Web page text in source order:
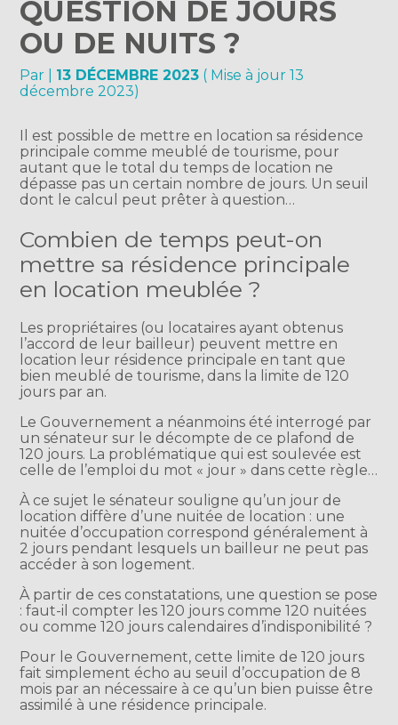
QUESTION DE JOURS
OU DE NUITS ?
Par 13 DÉCEMBRE 2023 ( Mise à jour 13
décembre 2023)
Il est possible de mettre en location sa résidence
principale comme meublé de tourisme, pour
autant que le total du temps de location ne
dépasse pas un certain nombre de jours. Un seuil
dont le calcul peut prêter à question…
Combien de temps peut-on
mettre sa résidence principale
en location meublée ?
Les propriétaires (ou locataires ayant obtenus
l’accord de leur bailleur) peuvent mettre en
location leur résidence principale en tant que
bien meublé de tourisme, dans la limite de 120
jours par an.
Le Gouvernement a néanmoins été interrogé par
un sénateur sur le décompte de ce plafond de
120 jours. La problématique qui est soulevée est
celle de l’emploi du mot « jour » dans cette règle…
À ce sujet le sénateur souligne qu’un jour de
location diffère d’une nuitée de location : une
nuitée d’occupation correspond généralement à
2 jours pendant lesquels un bailleur ne peut pas
accéder à son logement.
À partir de ces constatations, une question se pose
: faut-il compter les 120 jours comme 120 nuitées
ou comme 120 jours calendaires d’indisponibilité ?
Pour le Gouvernement, cette limite de 120 jours
fait simplement écho au seuil d’occupation de 8
mois par an nécessaire à ce qu’un bien puisse être
assimilé à une résidence principale.